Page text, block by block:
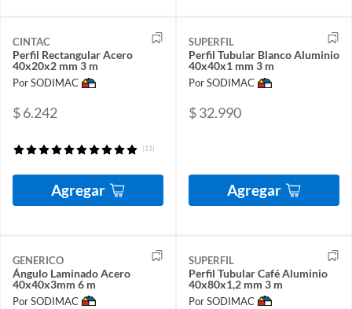
CINTAC
Perfil Rectangular Acero
40x20x2 mm 3 m
Por SODIMAC
$ 6.242
(11)
Agregar
SUPERFIL
Perfil Tubular Blanco Aluminio
40x40x1 mm 3 m
Por SODIMAC
$ 32.990
Agregar
GENERICO
Ángulo Laminado Acero
40x40x3mm 6 m
Por SODIMAC
SUPERFIL
Perfil Tubular Café Aluminio
40x80x1,2 mm 3 m
Por SODIMAC